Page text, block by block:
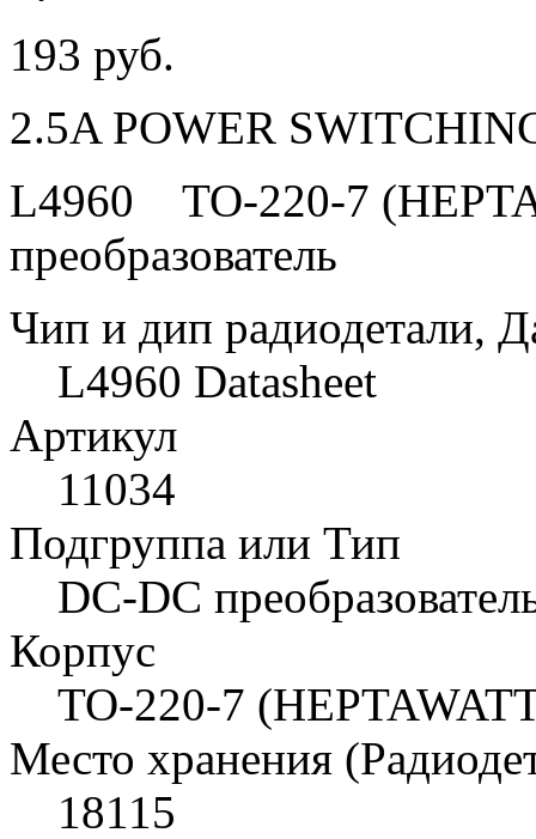
193 руб.
2.5A POWER
L4960 TO-220-7
преобразователь
Чип и дип радиодетали,
L4960 Datasheet
Артикул
11034
Подгруппа или Тип
DC-DC
Корпус
TO-220-7
Место хранения
18115